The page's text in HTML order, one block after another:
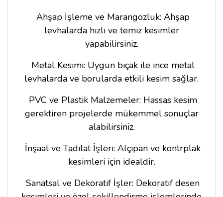
Ahşap İşleme ve Marangozluk: Ahşap
levhalarda hızlı ve temiz kesimler
yapabilirsiniz.
Metal Kesimi: Uygun bıçak ile ince metal
levhalarda ve borularda etkili kesim sağlar.
PVC ve Plastik Malzemeler: Hassas kesim
gerektiren projelerde mükemmel sonuçlar
alabilirsiniz.
İnşaat ve Tadilat İşleri: Alçıpan ve kontrplak
kesimleri için idealdir.
Sanatsal ve Dekoratif İşler: Dekoratif desen